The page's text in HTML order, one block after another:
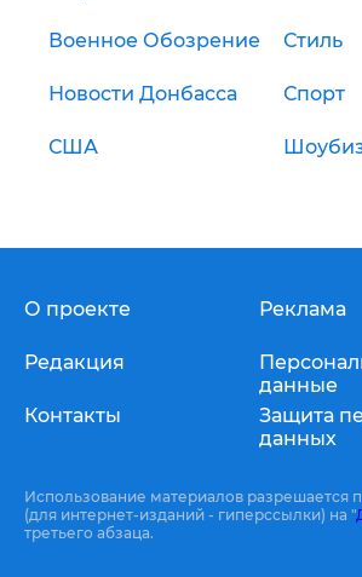
Военное Обозрение Стиль
Новости Донбасса Спорт
США
О проекте
Редакция
Контакты
Реклама
данные
Защита
данных
Использование материалов разрешается
(для интернет-изданий - гиперссылки) на "
третьего абзаца.